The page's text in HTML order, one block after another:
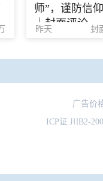
师”，谨防信
｜封面评论
昨天 封
广告价
ICP证 川B2-